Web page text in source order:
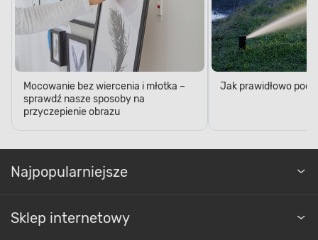
Mocowanie bez wiercenia i młotka –
sprawdź nasze sposoby na
przyczepienie obrazu
Jak prawidłowo
Najpopularniejsze
Sklep internetowy